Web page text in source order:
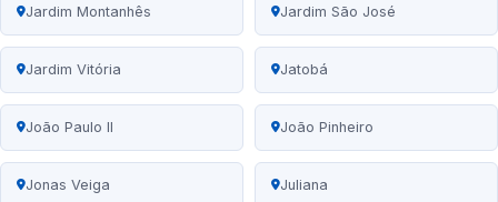
Jardim Montanhês Jardim São José
Jardim Vitória Jatobá
João Paulo II João Pinheiro
Jonas Veiga Juliana